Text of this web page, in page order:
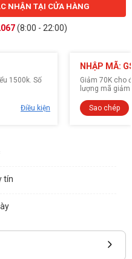
NHẬN TẠI CỬA HÀNG
(8:00 - 22:00)
1500k. Số
Điều kiện
NHẬP MÃ:
Giảm 70K cho
lượng mã
Sao chép
tín